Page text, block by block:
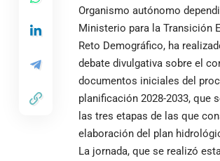
Organismo autónomo
Ministerio para la Transición
Reto Demográfico, ha
debate divulgativa sobre el
documentos iniciales del
planificación 2028-2033, que
las tres etapas de las que
elaboración del plan
La jornada, que se realizó